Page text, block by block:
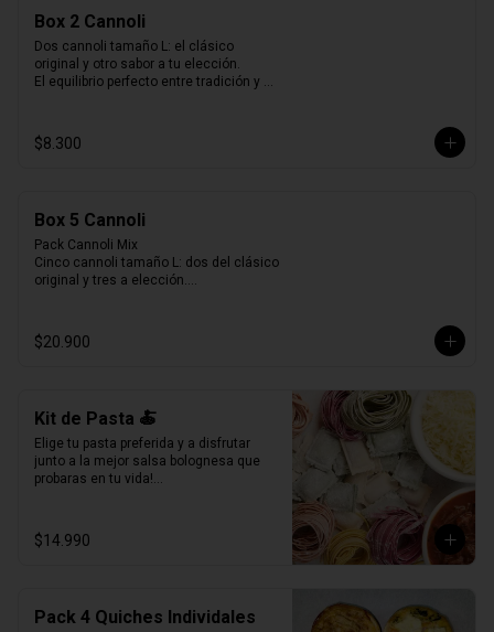
Box 2 Cannoli
Dos cannoli tamaño L: el clásico
original y otro sabor a tu elección.
El equilibrio perfecto entre tradición y
$8.300
Box 5 Cannoli
Pack Cannoli Mix
Cinco cannoli tamaño L: dos del clásico
original y tres a elección.
tradicional con nuevos sabores.
$20.900
Kit de Pasta 🍝
Elige tu pasta preferida y a disfrutar
junto a la mejor salsa bolognesa que
probaras en tu vida!
400grs de bolognesa con abundante
carne mechada de vacuno.
$14.990
Pack 4 Quiches Individales